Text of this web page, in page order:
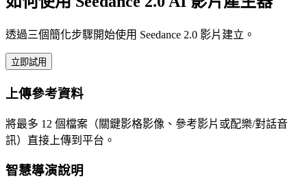
透過三個簡化步驟開始使用 Seedance 2.0 影片建立。
立即試用
上傳參考資料
將最多 12 個檔案（關鍵影格影像、參考影片或配樂/對話音
訊）直接上傳到平台。
智慧導演說明